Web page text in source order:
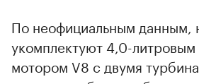
По неофициальным данным,
укомплектуют 4,0-
мотором V8 с двумя